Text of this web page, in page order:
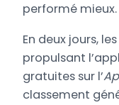
performé mieux.
En deux jours,
propulsant
gratuites sur l’
classement